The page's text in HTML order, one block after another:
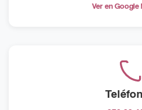
Ver en